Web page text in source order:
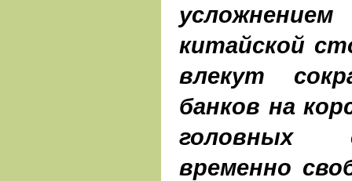
китайской
влекут
банков на
головных
временно